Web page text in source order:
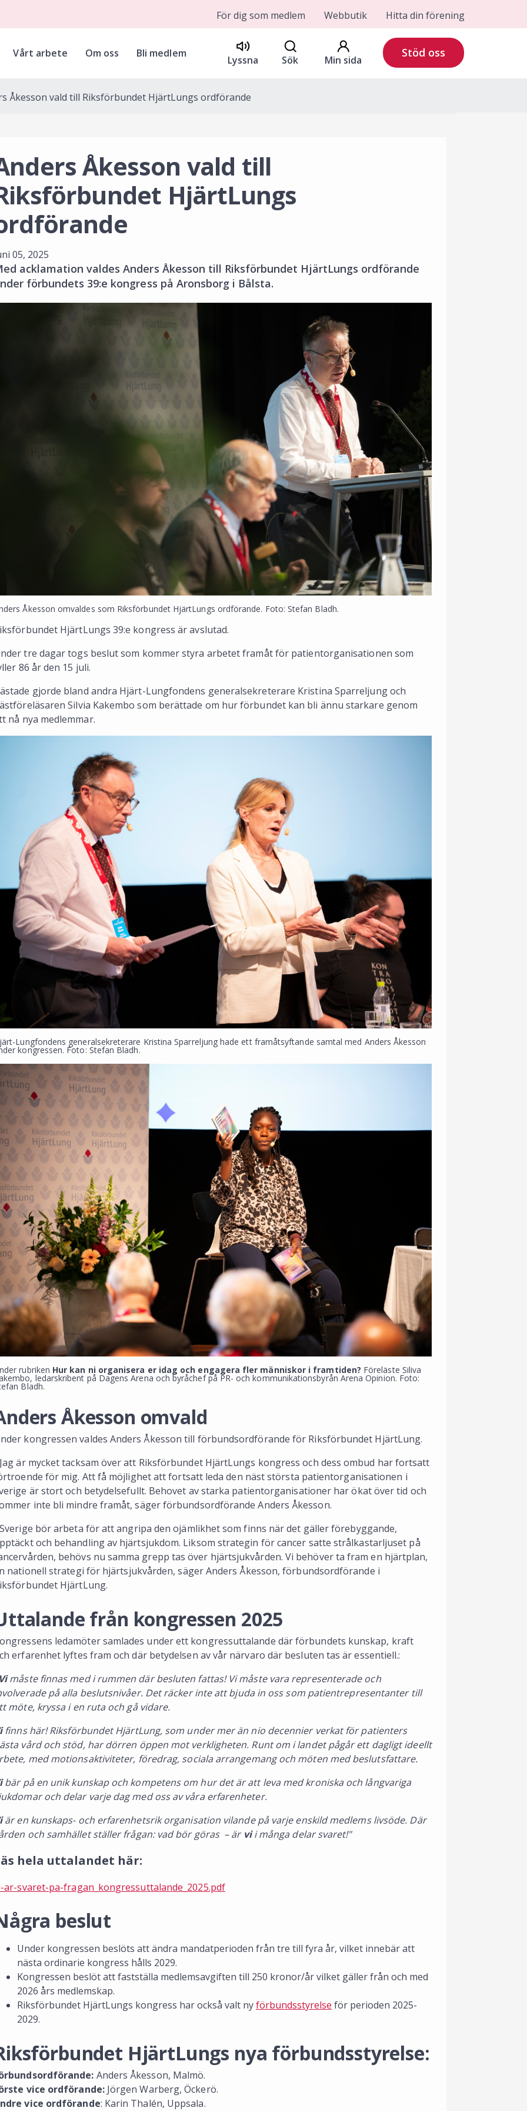
För dig som medlem Webbutik Hitta din förening
Vårt arbete Om oss Bli medlem
Lyssna Sök Min sida
Stöd oss
Åkesson vald till Riksförbundet HjärtLungs ordförande
Åkesson vald till
HjärtLungs
05, 2025
acklamation valdes Anders Åkesson till Riksförbundet HjärtLungs ordförande
förbundets 39:e kongress på Aronsborg i Bålsta.
Åkesson omvaldes som Riksförbundet HjärtLungs ordförande. Foto: Stefan Bladh.
HjärtLungs 39:e kongress är avslutad.
tre dagar togs beslut som kommer styra arbetet framåt för patientorganisationen som
86 år den 15 juli.
gjorde bland andra Hjärt-Lungfondens generalsekreterare Kristina Sparreljung och
Silvia Kakembo som berättade om hur förbundet kan bli ännu starkare genom
nå nya medlemmar.
Lungfondens generalsekreterare Kristina Sparreljung hade ett framåtsyftande samtal med Anders Åkesson
kongressen. Foto: Stefan Bladh.
rubriken Hur kan ni organisera er idag och engagera fler människor i framtiden? Föreläste Siliva
ledarskribent på Dagens Arena och byråchef på PR- och kommunikationsbyrån Arena Opinion. Foto:
Bladh.
Åkesson omvald
kongressen valdes Anders Åkesson till förbundsordförande för Riksförbundet HjärtLung.
är mycket tacksam över att Riksförbundet HjärtLungs kongress och dess ombud har fortsatt
för mig. Att få möjlighet att fortsatt leda den näst största patientorganisationen i
är stort och betydelsefullt. Behovet av starka patientorganisationer har ökat över tid och
inte bli mindre framåt, säger förbundsordförande Anders Åkesson.
bör arbeta för att angripa den ojämlikhet som finns när det gäller förebyggande,
och behandling av hjärtsjukdom. Liksom strategin för cancer satte strålkastarljuset på
behövs nu samma grepp tas över hjärtsjukvården. Vi behöver ta fram en hjärtplan,
nationell strategi för hjärtsjukvården, säger Anders Åkesson, förbundsordförande i
HjärtLung.
från kongressen 2025
ledamöter samlades under ett kongressuttalande där förbundets kunskap, kraft
erfarenhet lyftes fram och där betydelsen av vår närvaro där besluten tas är essentiell.:
måste finnas med i rummen där besluten fattas! Vi måste vara representerade och
på alla beslutsnivåer. Det räcker inte att bjuda in oss som patientrepresentanter till
möte, kryssa i en ruta och gå vidare.
finns här! Riksförbundet HjärtLung, som under mer än nio decennier verkat för patienters
vård och stöd, har dörren öppen mot verkligheten. Runt om i landet pågår ett dagligt ideellt
med motionsaktiviteter, föredrag, sociala arrangemang och möten med beslutsfattare.
bär på en unik kunskap och kompetens om hur det är att leva med kroniska och långvariga
och delar varje dag med oss av våra erfarenheter.
är en kunskaps- och erfarenhetsrik organisation vilande på varje enskild medlems livsöde. Där
och samhället ställer frågan: vad bör göras – är vii många delar svaret!"
hela uttalandet här:
ar-svaret-pa-fragan_kongressuttalande_2025.pdf
beslut
Under kongressen beslöts att ändra mandatperioden från tre till fyra år, vilket innebär att
nästa ordinarie kongress hålls 2029.
Kongressen beslöt att fastställa medlemsavgiften till 250 kronor/år vilket gäller från och med
2026 års medlemskap.
Riksförbundet HjärtLungs kongress har också valt nyförbundsstyrelse för perioden 2025-
2029.
HjärtLungs nya förbundsstyrelse:
Anders Åkesson, Malmö.
vice ordförande:Jörgen Warberg, Öckerö.
vice ordförande: Karin Thalén, Uppsala.